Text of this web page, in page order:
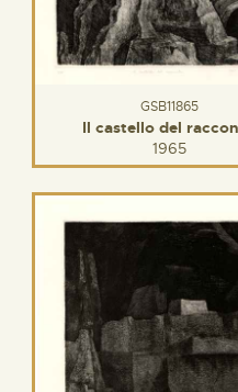
GSB11865
Il castello del
1965